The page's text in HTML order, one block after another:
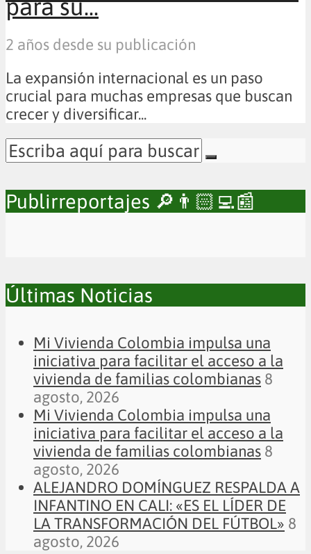
para su...
2 años desde su publicación
La expansión internacional es un paso
crucial para muchas empresas que buscan
crecer y diversificar...
Publirreportajes 🔎👨🏻‍💻📰
Últimas Noticias
Mi Vivienda Colombia impulsa una
iniciativa para facilitar el acceso a la
vivienda de familias colombianas 8
agosto, 2026
Mi Vivienda Colombia impulsa una
iniciativa para facilitar el acceso a la
vivienda de familias colombianas 8
agosto, 2026
ALEJANDRO DOMÍNGUEZ RESPALDA A
INFANTINO EN CALI: «ES EL LÍDER DE
LA TRANSFORMACIÓN DEL FÚTBOL» 8
agosto, 2026